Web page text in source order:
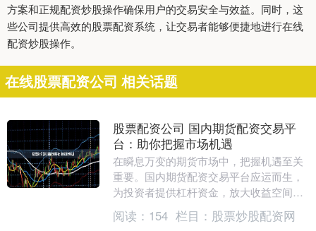
方案和正规配资炒股操作确保用户的交易安全与效益。同时，这
些公司提供高效的股票配资系统，让交易者能够便捷地进行在线
配资炒股操作。
在线股票配资公司 相关话题
股票配资公司 国内期货配资交易平
台：助你把握市场机遇
在瞬息万变的期货市场中，把握机遇至关
重要。国内期货配资交易平台应运而生，
为投资者提供杠杆资金，放大收益空间。
杠杆率越高，风险越大。新手建议从低杠
杆率开始，逐步....
阅读： 154 栏目： 股票炒股配资网